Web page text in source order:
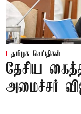
தமிழக செய்திகள்
தேசிய
அமைச்சர்